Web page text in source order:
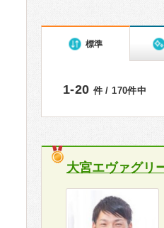
標準
1-20 件 / 170件中
大宮エヴァグリ